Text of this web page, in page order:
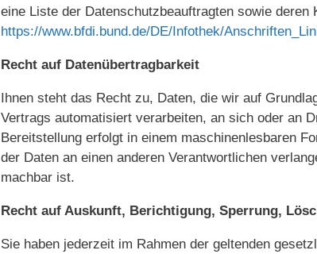
eine Liste der Datenschutzbeauftragten sowie deren
https://www.bfdi.bund.de/DE/Infothek/
Recht auf Datenübertragbarkeit
Ihnen steht das Recht zu, Daten, die wir auf
Vertrags automatisiert verarbeiten, an sich oder an
Bereitstellung erfolgt in einem maschinenlesbaren
der Daten an einen anderen Verantwortlichen
machbar ist.
Recht auf Auskunft, Berichtigung, Sperrung,
Sie haben jederzeit im Rahmen der geltenden